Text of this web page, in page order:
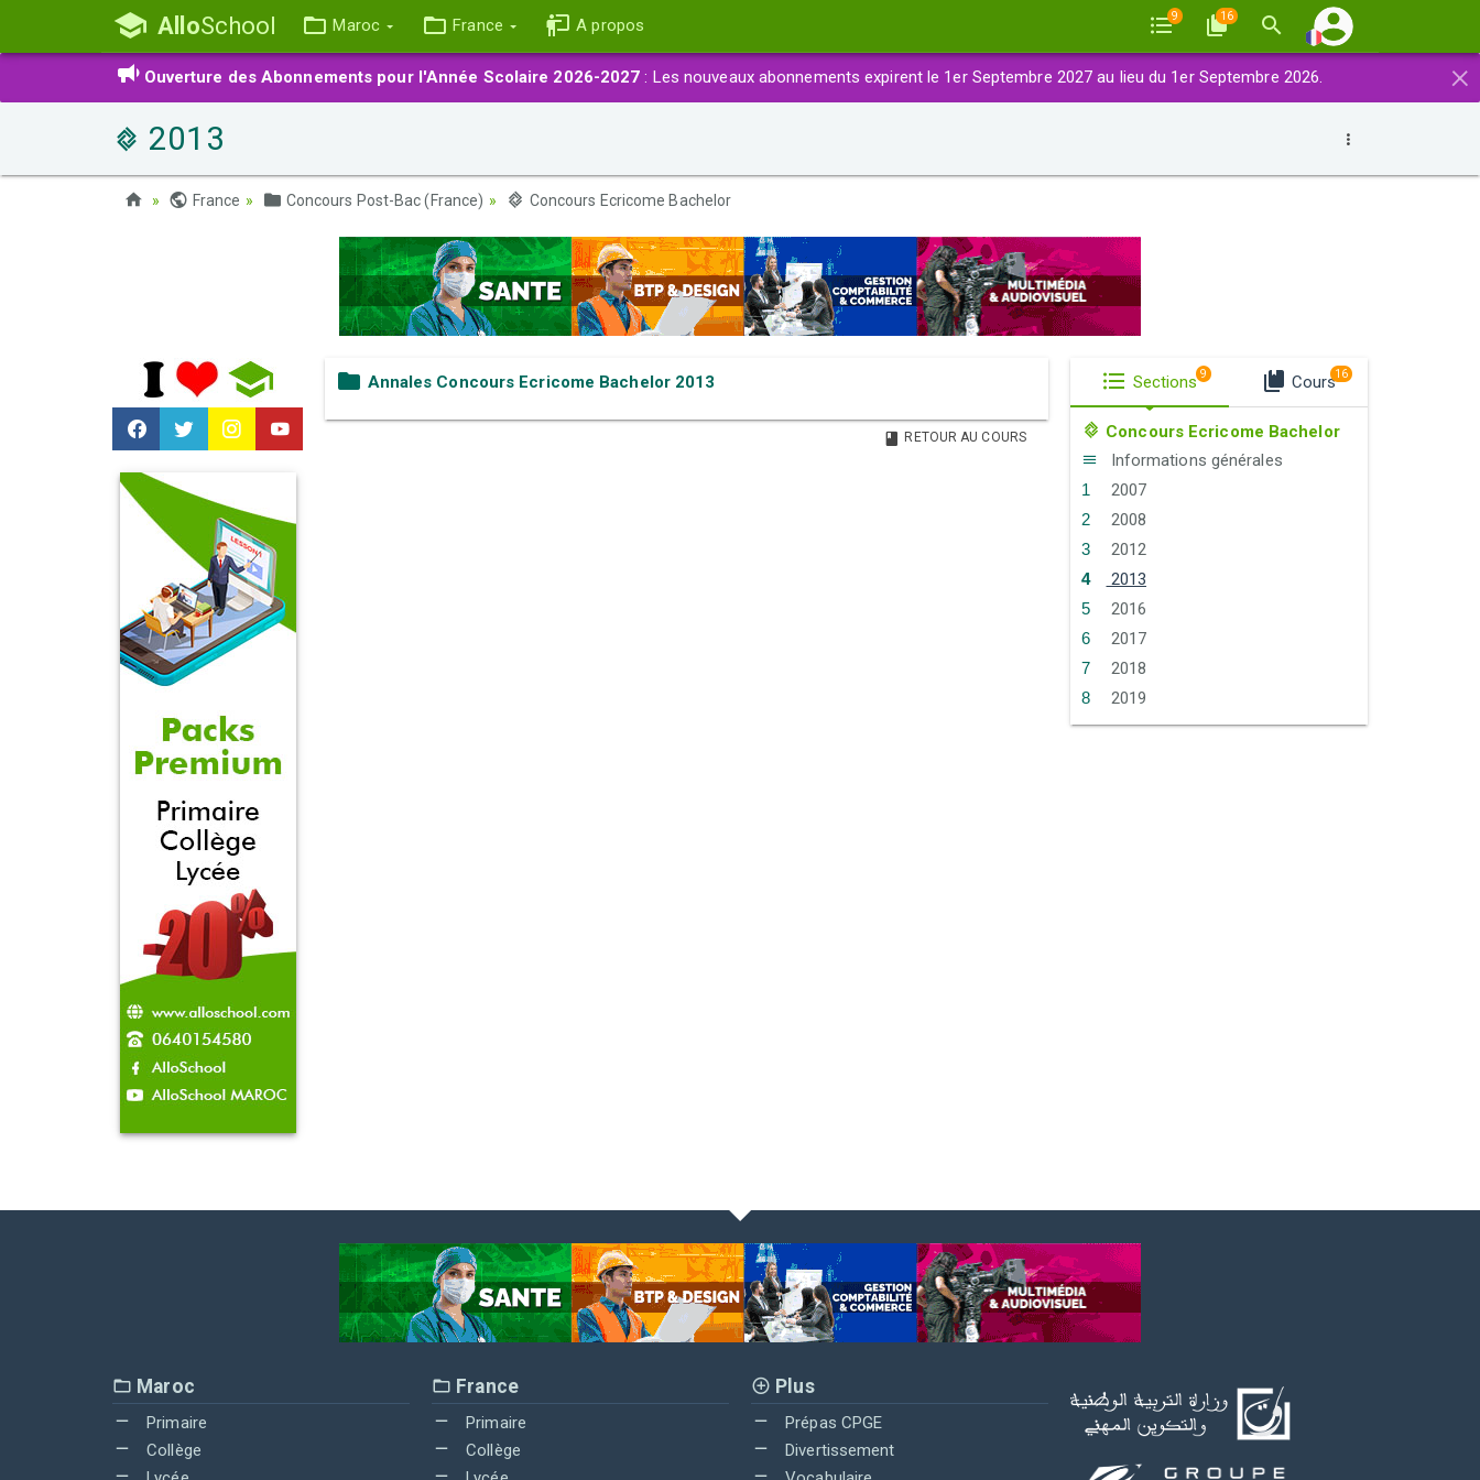
AlloSchool Maroc France A propos 9 16
×
Ouverture des Abonnements pour l'Année Scolaire 2026-2027 : Les nouveaux abonnements expirent le 1er Septembre 2027 au lieu du 1er Septembre 2026.
2013
France Concours Post-Bac (France) Concours Ecricome Bachelor
Annales Concours Ecricome Bachelor 2013
RETOUR AU COURS
Sections 9 Cours16
Concours Ecricome Bachelor
Informations générales
2007
2008
2012
2013
2016
2017
2018
2019
Maroc
Primaire
Collège
France
Primaire
Collège
Plus
Prépas CPGE
Divertissement